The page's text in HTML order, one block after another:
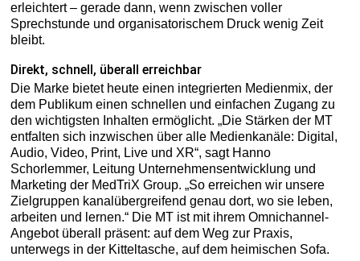
erleichtert – gerade dann, wenn zwischen voller
Sprechstunde und organisatorischem Druck wenig Zeit
bleibt.
Direkt, schnell, überall erreichbar
Die Marke bietet heute einen integrierten Medienmix, der
dem Publikum einen schnellen und einfachen Zugang zu
den wichtigsten Inhalten ermöglicht. „Die Stärken der MT
entfalten sich inzwischen über alle Medienkanäle: Digital,
Audio, Video, Print, Live und XR“, sagt Hanno
Schorlemmer, Leitung Unternehmensentwicklung und
Marketing der MedTriX Group. „So erreichen wir unsere
Zielgruppen kanalübergreifend genau dort, wo sie leben,
arbeiten und lernen.“ Die MT ist mit ihrem Omnichannel-
Angebot überall präsent: auf dem Weg zur Praxis,
unterwegs in der Kitteltasche, auf dem heimischen Sofa.